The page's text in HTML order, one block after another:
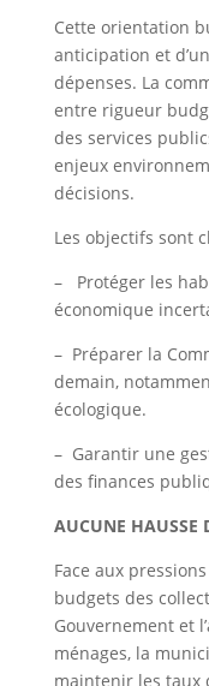
Cette orientation
anticipation et
dépenses. La
entre rigueur
des services
enjeux
décisions.
Les objectifs sont
– Protéger les
économique
– Préparer la
demain,
écologique.
– Garantir une
des finances
AUCUNE HAUSSE
Face aux
budgets des
Gouvernement et
ménages, la
maintenir les taux